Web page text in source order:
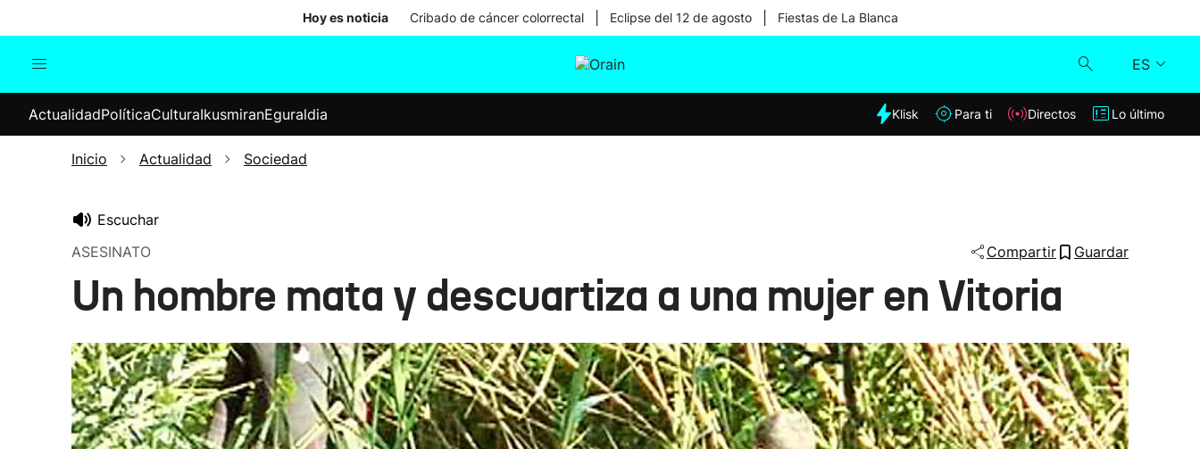
Hoy es noticia Cribado de cáncer colorrectal Eclipse del 12 de agosto Fiestas de La Blanca
ES
Internacional
Elecciones
Klisk
ActualidadPolíticaCulturaIkusmiranEguraldia Klisk Para ti Directos Lo último
Inicio Actualidad Sociedad
Escuchar
ASESINATO
Compartir Guardar
Un hombre mata y descuartiza a una mujer en Vitoria